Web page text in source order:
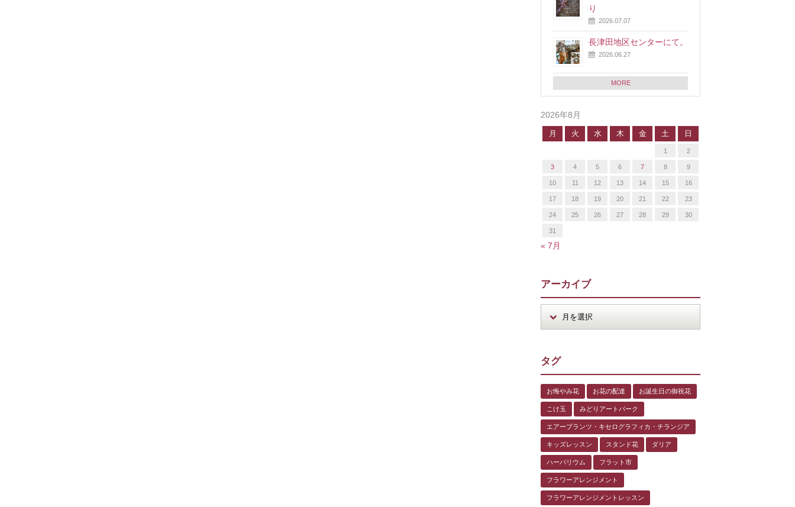
り
2026.07.07
長津田地区センターにて。
2026.06.27
MORE
2026年8月
月 火 水 木 金 土 日
1 2
3 4 5 6 7 8 9
10 11 12 13 14 15 16
17 18 19 20 21 22 23
24 25 26 27 28 29 30
31
« 7月
アーカイブ
タグ
お悔やみ花 お花の配達 お誕生日の御祝花
こけ玉 みどりアートパーク
エアープランツ・キセログラフィカ・チランジア
キッズレッスン スタンド花 ダリア
ハーバリウム フラット市
フラワーアレンジメント
フラワーアレンジメントレッスン